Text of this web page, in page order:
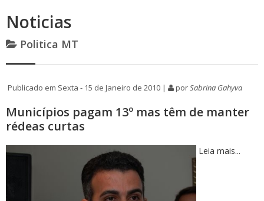
Noticias
Politica MT
Publicado em Sexta - 15 de Janeiro de 2010 | porSabrina Gahyva
Municípios pagam 13º mas têm de manter
rédeas curtas
Leia mais...